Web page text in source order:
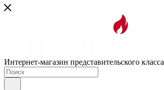
Интернет-магазин представительского класса